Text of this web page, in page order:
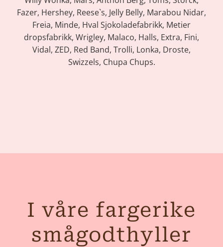
Fazer, Hershey, Reese`s, Jelly Belly, Marabou Nidar,
Freia, Minde, Hval Sjokoladefabrikk, Metier
dropsfabrikk, Wrigley, Malaco, Halls, Extra, Fini,
Vidal, ZED, Red Band, Trolli, Lonka, Droste,
Swizzels, Chupa Chups.
I våre fargerike
smågodthyller